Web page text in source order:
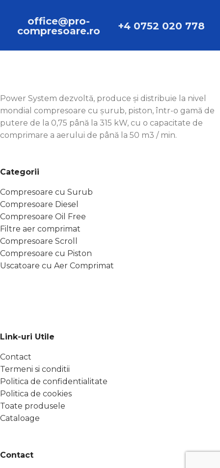
office@pro-
compresoare.ro
+4 0752 020 778
Power System dezvoltă, produce și distribuie la nivel
mondial compresoare cu șurub, piston, într-o gamă de
putere de la 0,75 până la 315 kW, cu o capacitate de
comprimare a aerului de până la 50 m3 / min.
Categorii
Compresoare cu Surub
Compresoare Diesel
Compresoare Oil Free
Filtre aer comprimat
Compresoare Scroll
Compresoare cu Piston
Uscatoare cu Aer Comprimat
Link-uri Utile
Contact
Termeni si conditii
Politica de confidentialitate
Politica de cookies
Toate produsele
Cataloage
Contact